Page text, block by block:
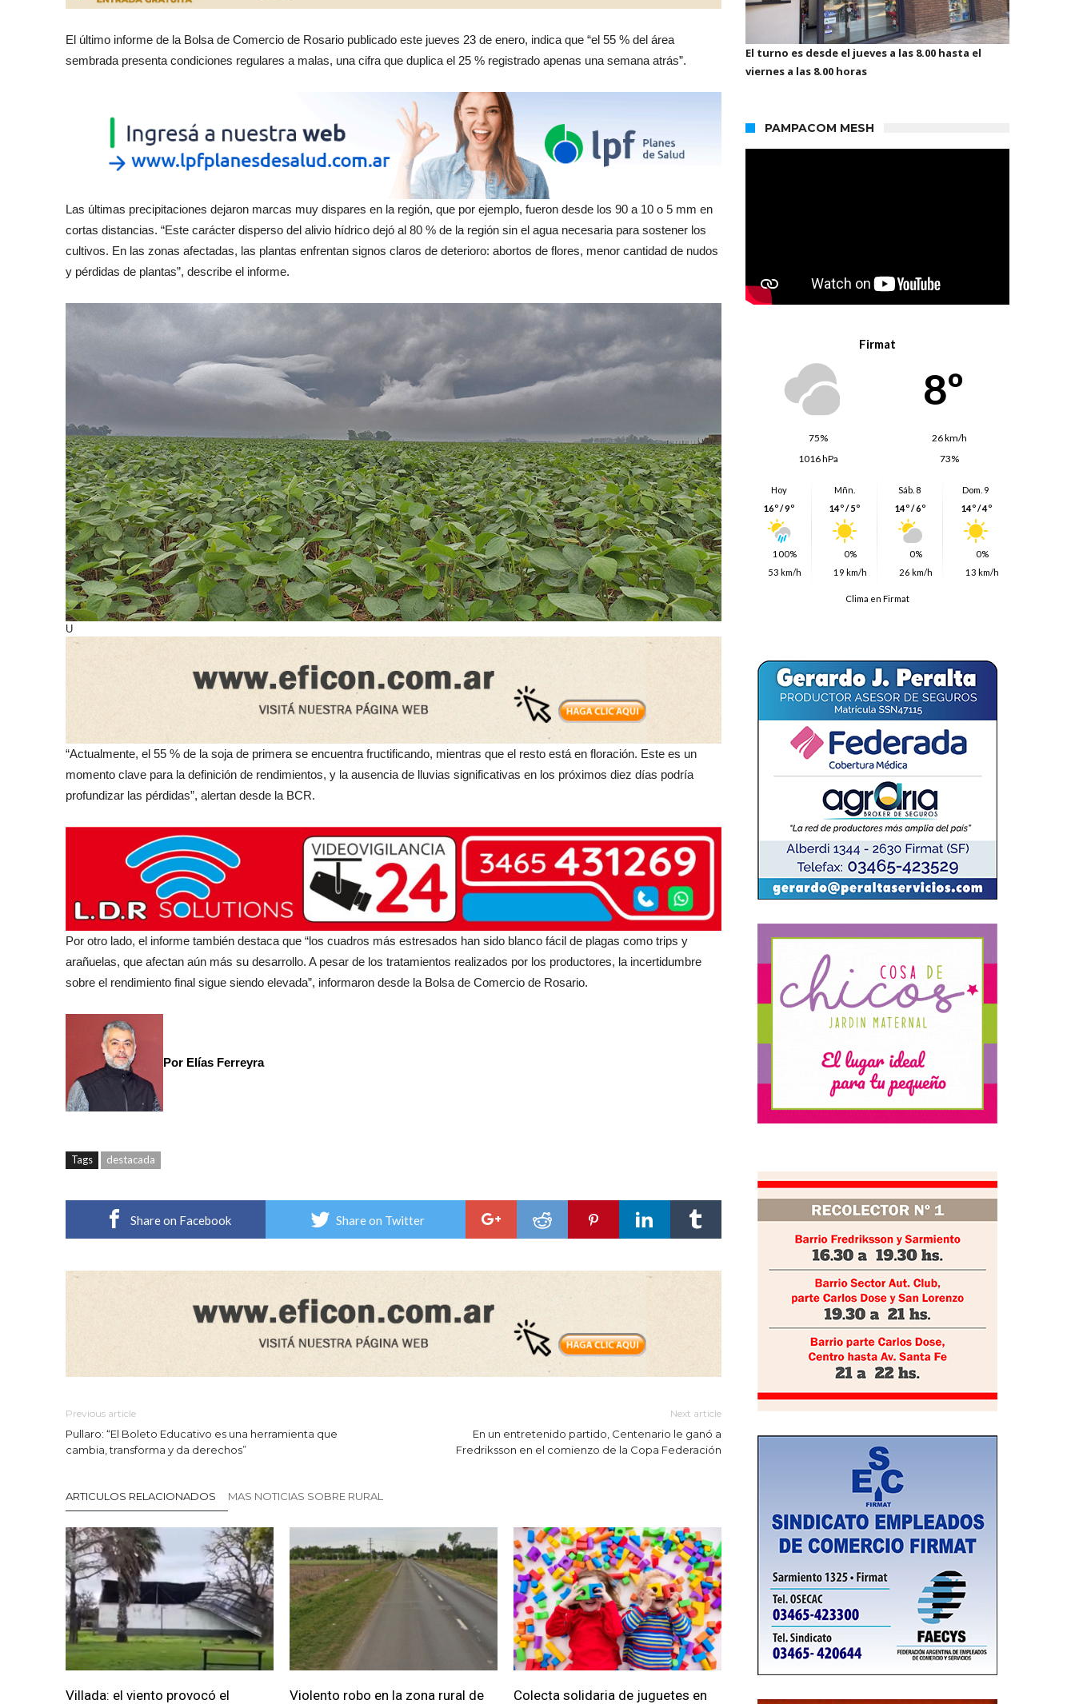
El último informe de la Bolsa de Comercio de Rosario publicado este jueves 23 de enero, indica que “el 55 % del área
sembrada presenta condiciones regulares a malas, una cifra que duplica el 25 % registrado apenas una semana atrás”.
Las últimas precipitaciones dejaron marcas muy dispares en la región, que por ejemplo, fueron desde los 90 a 10 o 5 mm en
cortas distancias. “Este carácter disperso del alivio hídrico dejó al 80 % de la región sin el agua necesaria para sostener los
cultivos. En las zonas afectadas, las plantas enfrentan signos claros de deterioro: abortos de flores, menor cantidad de nudos
y pérdidas de plantas”, describe el informe.
U
“Actualmente, el 55 % de la soja de primera se encuentra fructificando, mientras que el resto está en floración. Este es un
momento clave para la definición de rendimientos, y la ausencia de lluvias significativas en los próximos diez días podría
profundizar las pérdidas”, alertan desde la BCR.
Por otro lado, el informe también destaca que “los cuadros más estresados han sido blanco fácil de plagas como trips y
arañuelas, que afectan aún más su desarrollo. A pesar de los tratamientos realizados por los productores, la incertidumbre
sobre el rendimiento final sigue siendo elevada”, informaron desde la Bolsa de Comercio de Rosario.
Por Elías Ferreyra
Tags destacada
Share on Facebook Share on Twitter
Previous article
Pullaro: “El Boleto Educativo es una herramienta que
cambia, transforma y da derechos”
Next article
En un entretenido partido, Centenario le ganó a
Fredriksson en el comienzo de la Copa Federación
ARTICULOS RELACIONADOS MAS NOTICIAS SOBRE RURAL
Villada: el viento provocó el Violento robo en la zona rural de Colecta solidaria de juguetes en
El turno es desde el jueves a las 8.00 hasta el
viernes a las 8.00 horas
PAMPACOM MESH
Firmat
8º
75%
26 km/h
1016 hPa
73%
Hoy
16º / 9º
100%
53 km/h
Mñn.
14º / 5º
0%
19 km/h
Sáb. 8
14º / 6º
0%
26 km/h
Dom. 9
14º / 4º
0%
13 km/h
Clima en Firmat